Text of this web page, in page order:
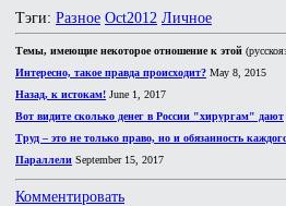
Тэги: Разное Oct2012 Личное
Темы, имеющие некоторое отношение к этой
Интересно, такое правда происходит? May 8, 2015
Назад, к истокам! June 1, 2017
Вот видите сколько денег в России "хирургам" дают
Труд – это не только право, но и обязанность
Параллели September 15, 2017
Комментировать